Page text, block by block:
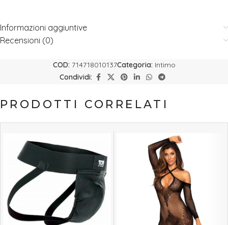
Informazioni aggiuntive
Recensioni (0)
COD: 714718010137Categoria: Intimo
Condividi:
PRODOTTI CORRELATI